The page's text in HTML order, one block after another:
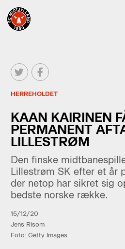
HERREHOLDET
KAAN KAIRINEN
PERMANENT
LILLESTRØM
Den finske
Lillestrøm SK efter et år
der netop har sikret sig
bedste norske række.
15/12/20
Jens Risom
Foto: Getty Images